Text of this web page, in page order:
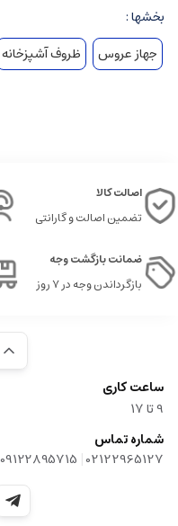
بخشها :
جهاز عروس
ظروف آشپزخانه
اصالت کالا
تضمین اصالت و گارانتی
ضمانت بازگشت وجه
بازگرداندن وجه در ۷ روز
ساعت کاری
9‌ تا ۱۷
شماره تماس
02122965127
|
09122895715